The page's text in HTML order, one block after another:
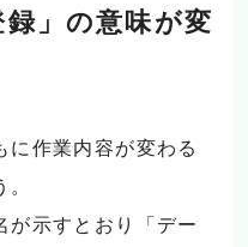
」の意味が変
作業内容が変わる
が示すとおり「デー